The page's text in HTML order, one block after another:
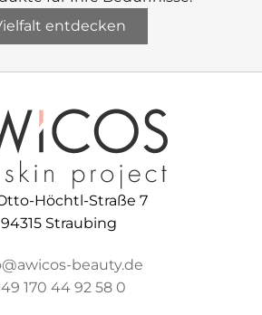
entdecken
Höchtl-Straße 7
94315 Straubing
beauty.de
170 44 92 58 0